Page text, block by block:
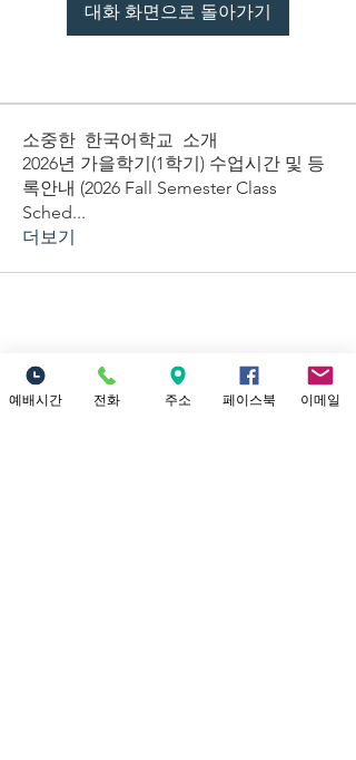
대화 화면으로 돌아가기
소중한 한국어학교 소개
2026년 가을학기(1학기) 수업시간 및 등
록안내 (2026 Fall Semester Class
Sched...
더보기
Location
18821 Yorba Linda Blvd
예배시간 전화 주소 페이스북 이메일